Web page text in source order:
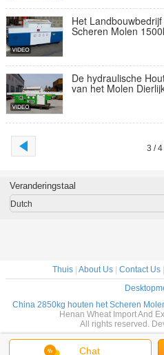
Het
Scheren Molen
De hydraulische
van het Molen
3 / 4
Chat
Veranderingstaal
Dutch
Thuis About Us Contact Us
China 2850kg houten het Scheren
Henan Wheat Import And
All rights reserved.